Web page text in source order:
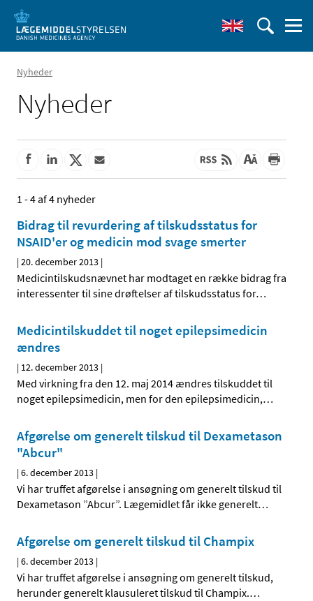
Nyheder
Nyheder
1 - 4 af 4 nyheder
Bidrag til revurdering af tilskudsstatus for
NSAID'er og medicin mod svage smerter
|20. december 2013 |
Medicintilskudsnævnet har modtaget en række bidrag fra
interessenter til sine drøftelser af tilskudsstatus for…
Medicintilskuddet til noget epilepsimedicin
ændres
| 12. december 2013 |
Med virkning fra den 12. maj 2014 ændres tilskuddet til
noget epilepsimedicin, men for den epilepsimedicin,…
Afgørelse om generelt tilskud til Dexametason
"Abcur"
|6. december 2013 |
Vi har truffet afgørelse i ansøgning om generelt tilskud til
Dexametason ”Abcur”. Lægemidlet får ikke generelt…
Afgørelse om generelt tilskud til Champix
|6. december 2013 |
Vi har truffet afgørelse i ansøgning om generelt tilskud,
herunder generelt klausuleret tilskud til Champix.…